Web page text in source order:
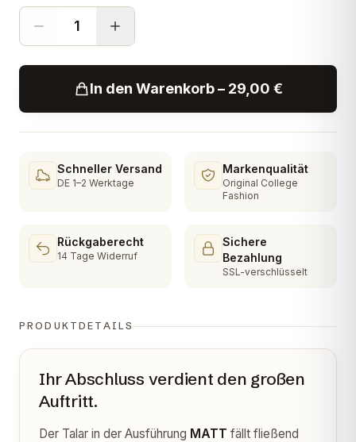
1
In den Warenkorb – 29,00 €
Schneller Versand
DE 1–2 Werktage
Markenqualität
Original College
Fashion
Rückgaberecht
14 Tage Widerruf
Sichere
Bezahlung
SSL-verschlüsselt
PRODUKTDETAILS
Ihr Abschluss verdient den großen
Auftritt.
Der Talar in der Ausführung MATT fällt fließend